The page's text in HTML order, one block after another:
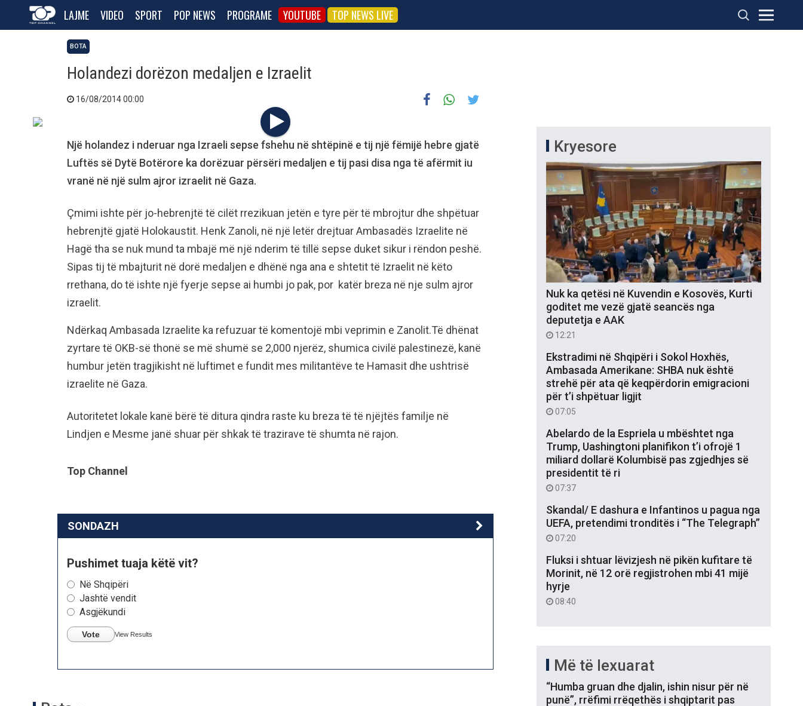
LAJME VIDEO SPORT POP NEWS PROGRAME YOUTUBE TOP NEWS LIVE
BOTA
Holandezi dorëzon medaljen e Izraelit
16/08/2014 00:00
Një holandez i nderuar nga Izraeli sepse fshehu në shtëpinë e tij një fëmijë hebre gjatë
Luftës së Dytë Botërore ka dorëzuar përsëri medaljen e tij pasi disa nga të afërmit iu
vranë në një sulm ajror izraelit në Gaza.
Çmimi ishte për jo-hebrenjtë të cilët rrezikuan jetën e tyre për të mbrojtur dhe shpëtuar
hebrenjtë gjatë Holokaustit. Henk Zanoli, në një letër drejtuar Ambasadës Izraelite në
Hagë tha se nuk mund ta mbajë më një nderim të tillë sepse duket sikur i rëndon peshë.
Sipas tij të mbajturit në dorë medaljen e dhënë nga ana e shtetit të Izraelit në këto
rrethana, do të ishte një fyerje sepse ai humbi jo pak, por katër breza në nje sulm ajror
izraelit.
Ndërkaq Ambasada Izraelite ka refuzuar të komentojë mbi veprimin e Zanolit.Të dhënat
zyrtare të OKB-së thonë se më shumë se 2,000 njerëz, shumica civilë palestinezë, kanë
humbur jetën tragjikisht në luftimet e fundit mes militantëve te Hamasit dhe ushtrisë
izraelite në Gaza.
Autoritetet lokale kanë bërë të ditura qindra raste ku breza të të njëjtës familje në
Lindjen e Mesme janë shuar për shkak të trazirave të shumta në rajon.
Top Channel
SONDAZH
Pushimet tuaja këtë vit?
Në Shqipëri
Jashtë vendit
Asgjëkundi
Vote View Results
Kryesore
Nuk ka qetësi në Kuvendin e Kosovës, Kurti
goditet me vezë gjatë seancës nga
deputetja e AAK
12:21
Ekstradimi në Shqipëri i Sokol Hoxhës,
Ambasada Amerikane: SHBA nuk është
strehë për ata që keqpërdorin emigracioni
për t’i shpëtuar ligjit
07:05
Abelardo de la Espriela u mbështet nga
Trump, Uashingtoni planifikon t’i ofrojë 1
miliard dollarë Kolumbisë pas zgjedhjes së
presidentit të ri
07:37
Skandal/ E dashura e Infantinos u pagua nga
UEFA, pretendimi tronditës i “The Telegraph”
07:20
Fluksi i shtuar lëvizjesh në pikën kufitare të
Morinit, në 12 orë regjistrohen mbi 41 mijë
hyrje
08:40
Më të lexuarat
“Humba gruan dhe djalin, ishin nisur për në
punë”, rrëfimi rrëqethës i shqiptarit pas